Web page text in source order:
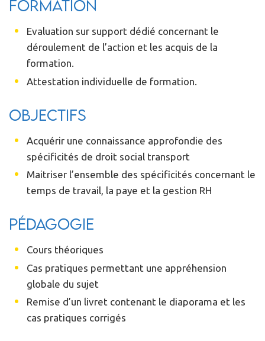
formation
Evaluation sur support dédié concernant le
déroulement de l’action et les acquis de la
formation.
Attestation individuelle de formation.
Objectifs
Acquérir une connaissance approfondie des
spécificités de droit social transport
Maitriser l’ensemble des spécificités concernant le
temps de travail, la paye et la gestion RH
Pédagogie
Cours théoriques
Cas pratiques permettant une appréhension
globale du sujet
Remise d’un livret contenant le diaporama et les
cas pratiques corrigés